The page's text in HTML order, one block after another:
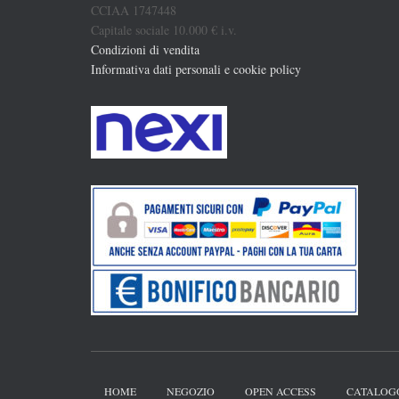
CCIAA 1747448
Capitale sociale 10.000 € i.v.
Condizioni di vendita
Informativa dati personali e cookie policy
HOME NEGOZIO OPEN ACCESS